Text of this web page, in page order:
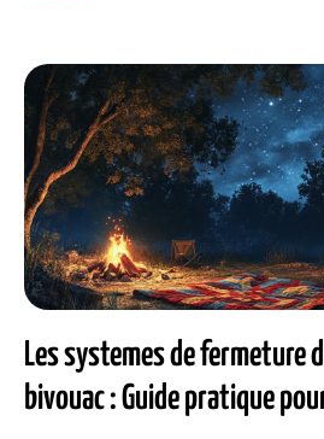
Les systemes de fermeture
bivouac : Guide pratique